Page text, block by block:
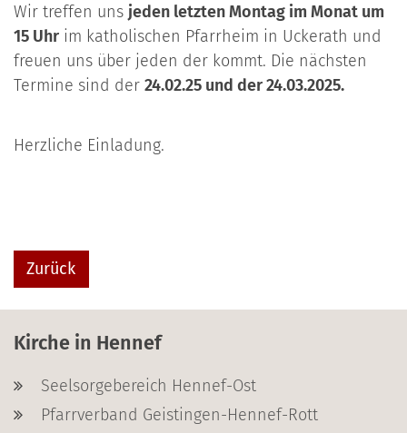
Wir treffen uns jeden letzten Montag im Monat um
15 Uhr im katholischen Pfarrheim in Uckerath und
freuen uns über jeden der kommt. Die nächsten
Termine sind der 24.02.25 und der 24.03.2025.
Herzliche Einladung.
Zurück
Kirche in Hennef
Seelsorgebereich Hennef-Ost
Pfarrverband Geistingen-Hennef-Rott